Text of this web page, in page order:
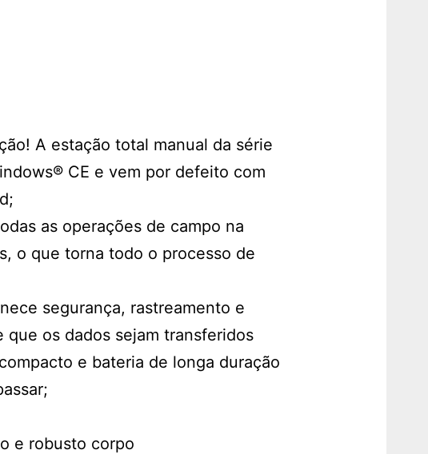
A estação total manual da série
CE e vem por defeito com
as operações de campo na
o que torna todo o processo de
segurança, rastreamento e
os dados sejam transferidos
e bateria de longa duração
e robusto corpo